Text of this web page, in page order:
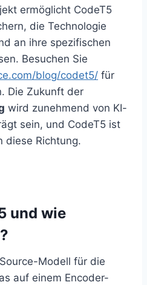
ermöglicht CodeT5
die Technologie
an ihre spezifischen
Besuchen Sie
blog/codet5/ für
Die Zukunft der
wird zunehmend von KI-
sein, und CodeT5 ist
diese Richtung.
und wie
Modell für die
auf einem Encoder-